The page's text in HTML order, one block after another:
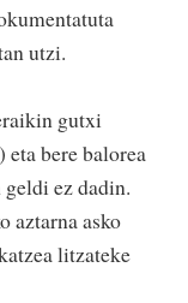
utzi.
gutxi
bere balorea
ez dadin.
aztarna asko
litzateke